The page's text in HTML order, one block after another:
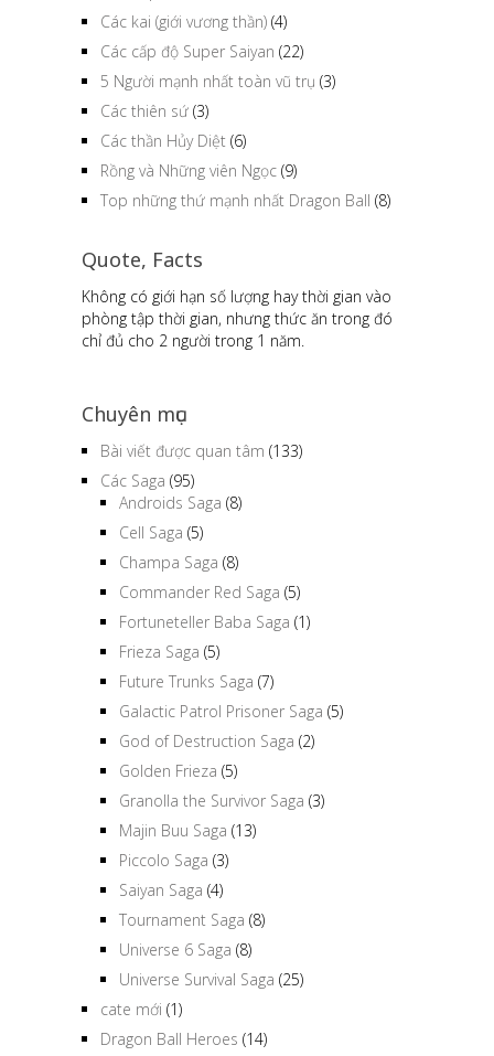
Các kai (giới vương thần) (4)
Các cấp độ Super Saiyan (22)
5 Người mạnh nhất toàn vũ trụ (3)
Các thiên sứ (3)
Các thần Hủy Diệt (6)
Rồng và Những viên Ngọc (9)
Top những thứ mạnh nhất Dragon Ball (8)
Quote, Facts
Không có giới hạn số lượng hay thời gian vào
phòng tập thời gian, nhưng thức ăn trong đó
chỉ đủ cho 2 người trong 1 năm.
Chuyên mục
Bài viết được quan tâm (133)
Các Saga (95)
Androids Saga (8)
Cell Saga (5)
Champa Saga (8)
Commander Red Saga (5)
Fortuneteller Baba Saga (1)
Frieza Saga (5)
Future Trunks Saga (7)
Galactic Patrol Prisoner Saga (5)
God of Destruction Saga (2)
Golden Frieza (5)
Granolla the Survivor Saga (3)
Majin Buu Saga (13)
Piccolo Saga (3)
Saiyan Saga (4)
Tournament Saga (8)
Universe 6 Saga (8)
Universe Survival Saga (25)
cate mới (1)
Dragon Ball Heroes (14)